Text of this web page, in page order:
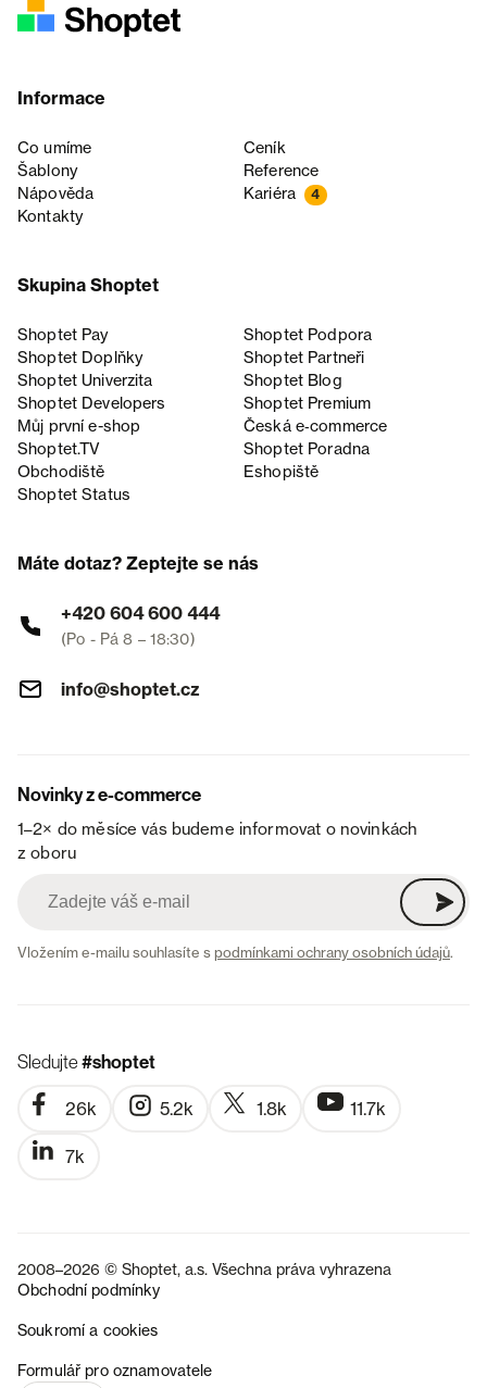
Informace
Co umíme
Ceník
Šablony
Reference
Nápověda
Kariéra 4
Kontakty
Skupina Shoptet
Shoptet Pay
Shoptet Podpora
Shoptet Doplňky
Shoptet Partneři
Shoptet Univerzita
Shoptet Blog
Shoptet Developers
Shoptet Premium
Můj první e-shop
Česká e‑commerce
Shoptet.TV
Shoptet Poradna
Obchodiště
Eshopiště
Shoptet Status
Máte dotaz? Zeptejte se nás
+420 604 600 444
(Po - Pá 8 – 18:30)
info@shoptet.cz
Novinky z e-commerce
1–2× do měsíce vás budeme informovat o novinkách
z oboru
Vložením e-mailu souhlasíte spodmínkami ochrany osobních údajů.
Sledujte#shoptet
26k 5.2k 1.8k 11.7k
7k
2008–2026 © Shoptet, a.s. Všechna práva vyhrazena
Obchodní podmínky
Soukromí a cookies
Formulář pro oznamovatele